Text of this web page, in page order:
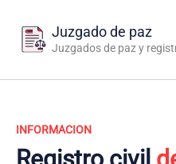
contenido
Juzgado de paz
Juzgados de paz y
INFORMACION